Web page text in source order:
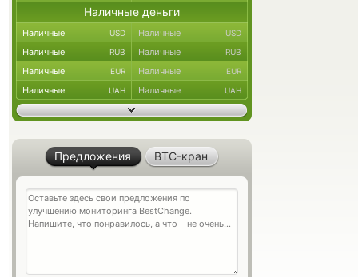
Наличные деньги
Наличные USD Наличные USD
Наличные RUB Наличные RUB
Наличные EUR Наличные EUR
Наличные UAH Наличные UAH
Предложения BTC-кран